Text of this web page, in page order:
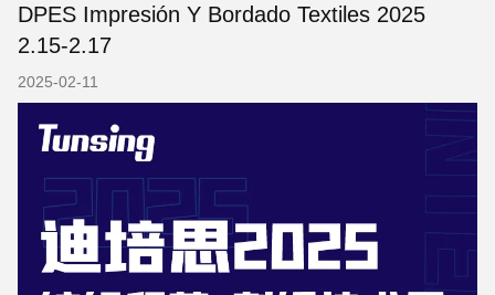
DPES Impresión Y Bordado Textiles 2025
2.15-2.17
2025-02-11